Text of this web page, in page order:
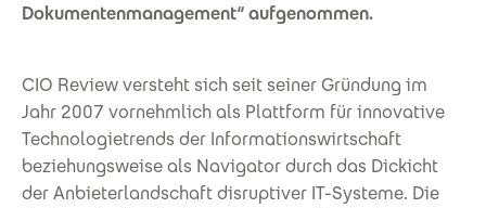
Dokumentenmanagement“ aufgenommen.
CIO Review versteht sich seit seiner Gründung im
Jahr 2007 vornehmlich als Plattform für innovative
Technologietrends der Informationswirtschaft
beziehungsweise als Navigator durch das Dickicht
der Anbieterlandschaft disruptiver IT-Systeme. Die